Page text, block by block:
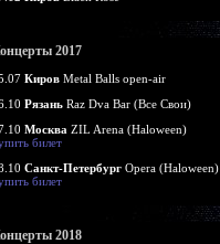
2017
Киров Metal Balls open-air
Рязань Raz Dva Bar (Все Свои)
Москва ZIL Arena (Haloween)
билет
Санкт-Петербург Opera (Haloween)
билет
2018